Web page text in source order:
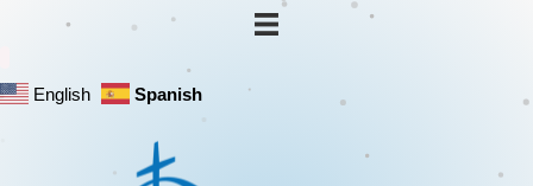
English Spanish